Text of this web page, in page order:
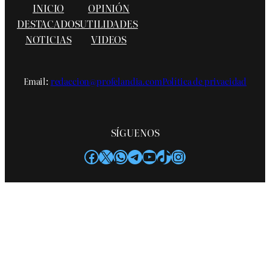
INICIO
DESTACADOS
NOTICIAS
OPINIÓN
UTILIDADES
VIDEOS
Email:redaccion@profelandia.comPolítica de privacidad
SÍGUENOS
Facebook
X WhatsApp
Telegram
YouTube
TikTok
Instagram